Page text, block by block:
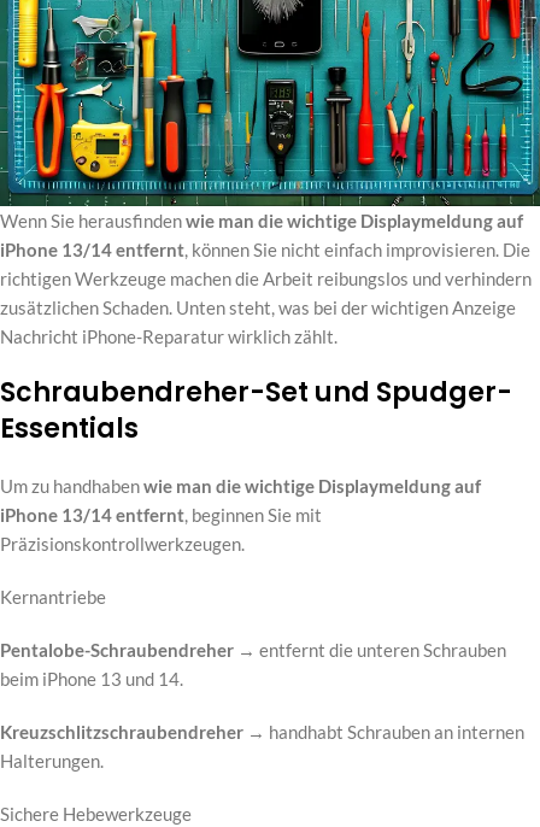
Wenn Sie herausfindenwie man die wichtige Displaymeldung auf
iPhone 13/14 entfernt, können Sie nicht einfach improvisieren. Die
richtigen Werkzeuge machen die Arbeit reibungslos und verhindern
zusätzlichen Schaden. Unten steht, was bei der wichtigen Anzeige
Nachricht iPhone-Reparatur wirklich zählt.
Schraubendreher-Set und Spudger-
Essentials
Um zu handhabenwie man die wichtige Displaymeldung auf
iPhone 13/14 entfernt, beginnen Sie mit
Präzisionskontrollwerkzeugen.
Kernantriebe
Pentalobe-Schraubendreher → entfernt die unteren Schrauben
beim iPhone 13 und 14.
Kreuzschlitzschraubendreher → handhabt Schrauben an internen
Halterungen.
Sichere Hebewerkzeuge